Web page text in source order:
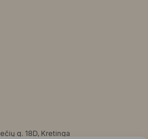
g. 18D, Kretinga